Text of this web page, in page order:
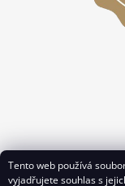
Tento web používá
vyjadřujete souhlas s